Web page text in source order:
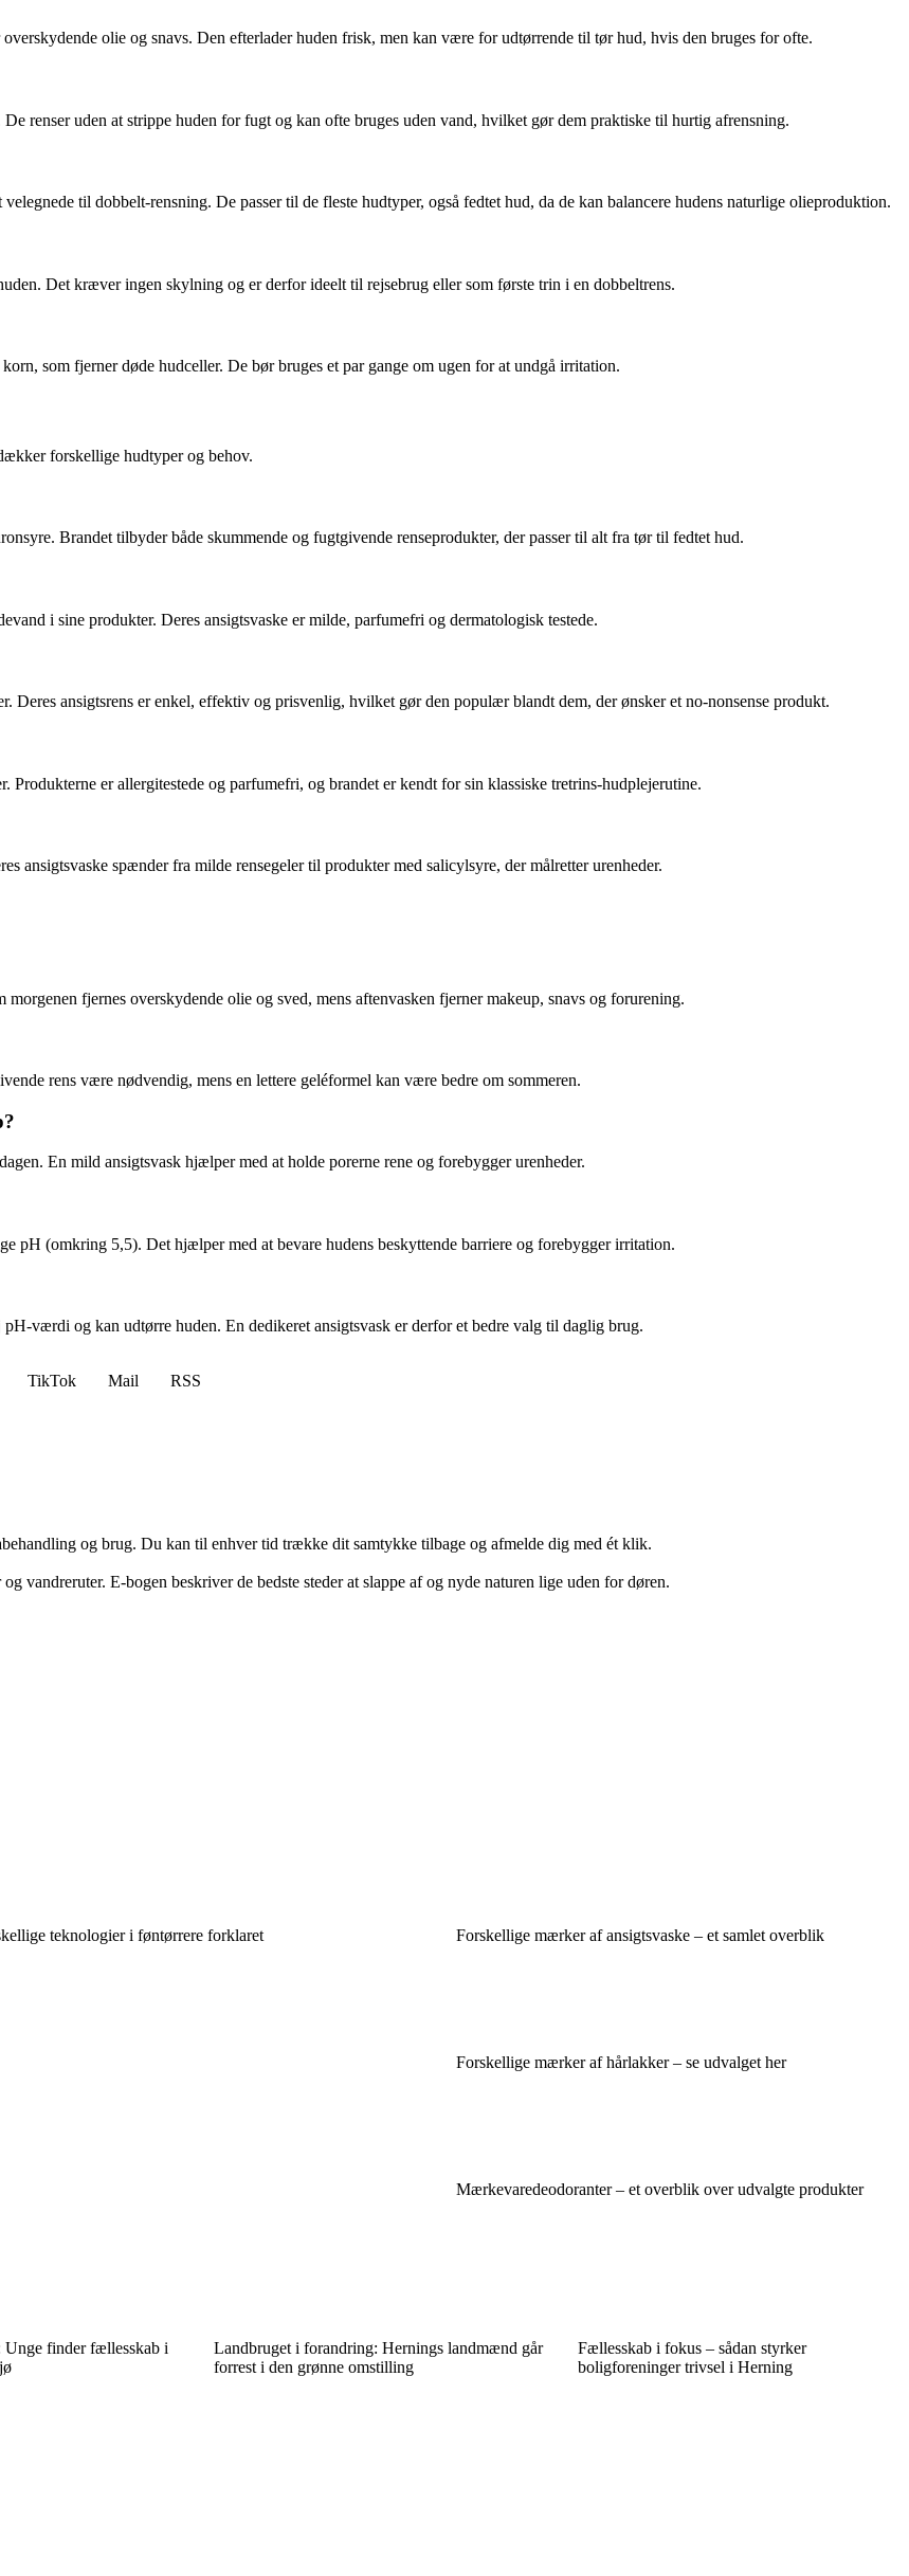
olie og snavs. Den efterlader huden frisk, men kan være for udtørrende til tør hud, hvis den bruges for ofte.
renser uden at strippe huden for fugt og kan ofte bruges uden vand, hvilket gør dem praktiske til hurtig afrensning.
til dobbelt-rensning. De passer til de fleste hudtyper, også fedtet hud, da de kan balancere hudens naturlige olieproduktion.
Det kræver ingen skylning og er derfor ideelt til rejsebrug eller som første trin i en dobbeltrens.
som fjerner døde hudceller. De bør bruges et par gange om ugen for at undgå irritation.
forskellige hudtyper og behov.
Brandet tilbyder både skummende og fugtgivende renseprodukter, der passer til alt fra tør til fedtet hud.
i sine produkter. Deres ansigtsvaske er milde, parfumefri og dermatologisk testede.
ansigtsrens er enkel, effektiv og prisvenlig, hvilket gør den populær blandt dem, der ønsker et no-nonsense produkt.
er allergitestede og parfumefri, og brandet er kendt for sin klassiske tretrins-hudplejerutine.
ansigtsvaske spænder fra milde rensegeler til produkter med salicylsyre, der målretter urenheder.
fjernes overskydende olie og sved, mens aftenvasken fjerner makeup, snavs og forurening.
rens være nødvendig, mens en lettere geléformel kan være bedre om sommeren.
En mild ansigtsvask hjælper med at holde porerne rene og forebygger urenheder.
pH (omkring 5,5). Det hjælper med at bevare hudens beskyttende barriere og forebygger irritation.
værdi og kan udtørre huden. En dedikeret ansigtsvask er derfor et bedre valg til daglig brug.
TikTok Mail
RSS
og brug. Du kan til enhver tid trække dit samtykke tilbage og afmelde dig med ét klik.
vandreruter. E-bogen beskriver de bedste steder at slappe af og nyde naturen lige uden for døren.
teknologier i føntørrere forklaret Forskellige mærker af ansigtsvaske – et samlet overblik
Forskellige mærker af hårlakker – se udvalget her
Mærkevaredeodoranter – et overblik over udvalgte produkter
finder fællesskab i
Landbruget i forandring: Hernings landmænd går
forrest i den grønne omstilling
Fællesskab i fokus – sådan styrker
boligforeninger trivsel i Herning